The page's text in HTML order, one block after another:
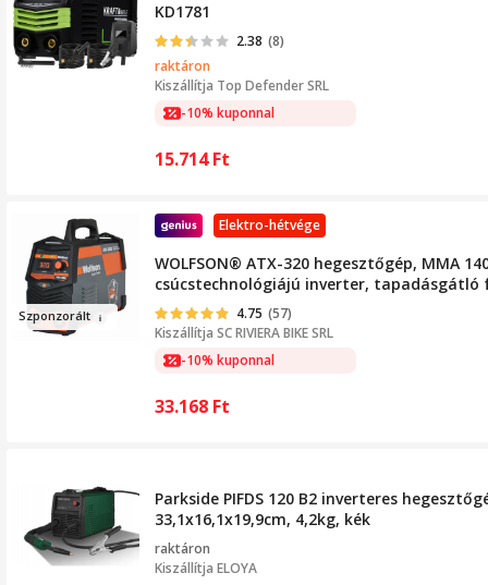
KD1781
2.38 (8)
raktáron
Kiszállítja Top Defender SRL
-10% kuponnal
15.714Ft
Szponzorált
Elektro-hétvége
WOLFSON® ATX-320 hegesztőgép, MMA
csúcstechnológiájú inverter, tapadásgátló
4.75 (57)
Kiszállítja SC RIVIERA BIKE SRL
-10% kuponnal
33.168 Ft
Parkside PIFDS 120 B2 inverteres
33,1x16,1x19,9cm, 4,2kg, kék
raktáron
Kiszállítja ELOYA